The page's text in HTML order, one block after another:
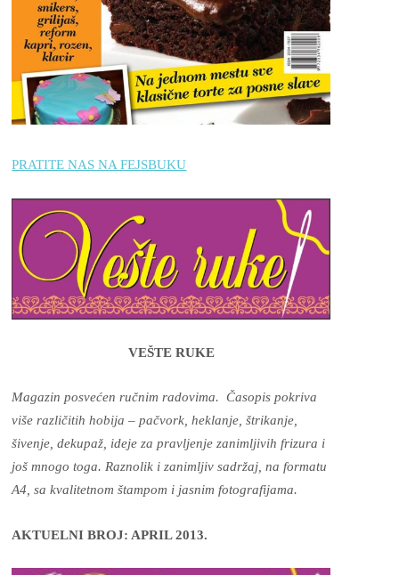
PRATITE NAS NA FEJSBUKU
VEŠTE RUKE
Magazin posvećen ručnim radovima. Časopis pokriva
više različitih hobija – pačvork, heklanje, štrikanje,
šivenje, dekupaž, ideje za pravljenje zanimljivih frizura i
još mnogo toga. Raznolik i zanimljiv sadržaj, na formatu
A4, sa kvalitetnom štampom i jasnim fotografijama.
AKTUELNI BROJ: APRIL 2013.